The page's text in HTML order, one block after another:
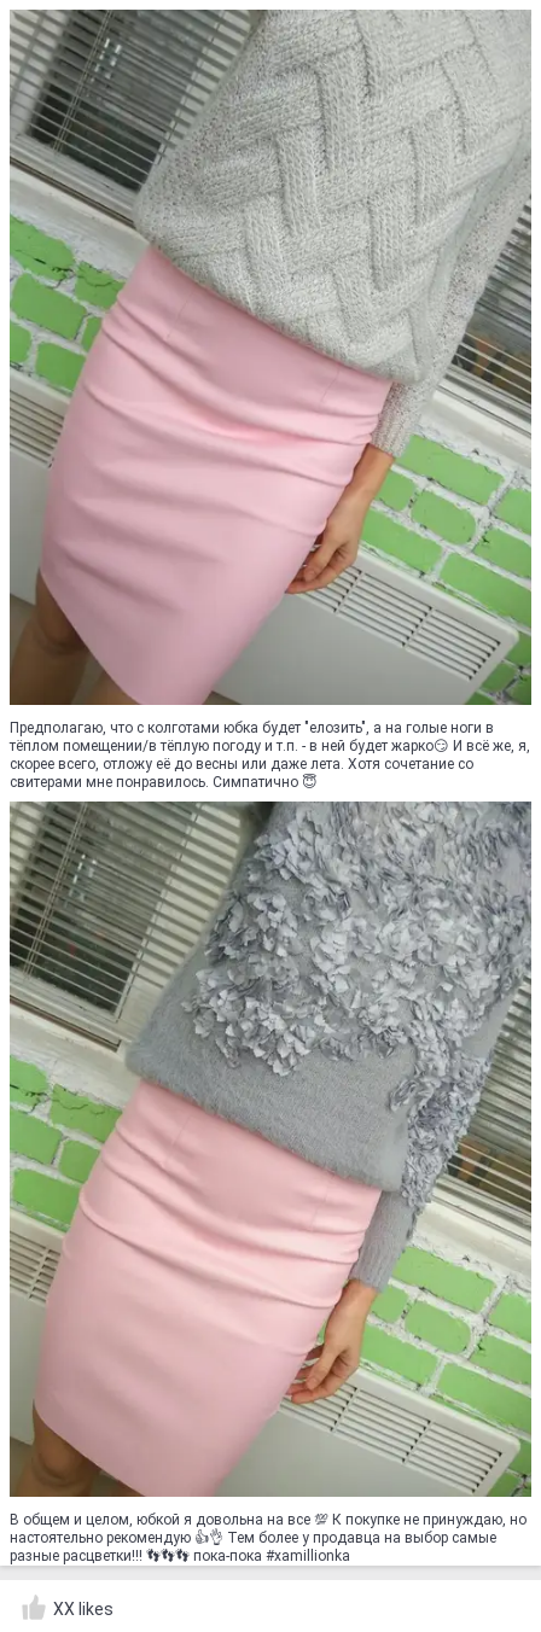
Предполагаю, что с колготами юбка будет "елозить", а на голые ноги в
тёплом помещении/в тёплую погоду и т.п. - в ней будет жарко😏 И всё же, я,
скорее всего, отложу её до весны или даже лета. Хотя сочетание со
свитерами мне понравилось. Симпатично 😇
В общем и целом, юбкой я довольна на все 💯 К покупке не принуждаю, но
настоятельно рекомендую 👍👌 Тем более у продавца на выбор самые
разные расцветки!!! 👣👣👣 пока-пока #xamillionka
XX likes